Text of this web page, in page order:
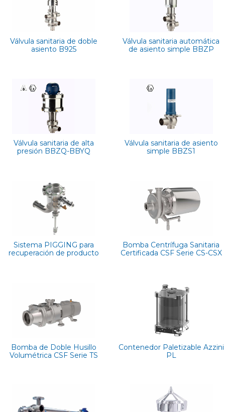
Válvula sanitaria de doble
asiento B925
Válvula sanitaria automática
de asiento simple BBZP
Válvula sanitaria de alta
presión BBZQ-BBYQ
Válvula sanitaria de asiento
simple BBZS1
Sistema PIGGING para
recuperación de producto
Bomba Centrífuga Sanitaria
Certificada CSF Serie CS-CSX
Bomba de Doble Husillo
Volumétrica CSF Serie TS
Contenedor Paletizable Azzini
PL